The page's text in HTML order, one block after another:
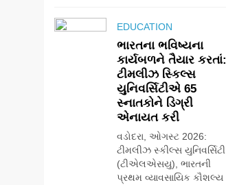
EDUCATION
ભારતના ભવિષ્યના
કાર્યબળને તૈયાર કરતાં:
ટીમલીઝ સ્કિલ્સ
યુનિવર્સિટીએ 65
સ્નાતકોને ડિગ્રી
એનાયત કરી
વડોદરા, ઓગસ્ટ 2026:
ટીમલીઝ સ્કીલ્સ યુનિવર્સિટી
(ટીએલએસયુ), ભારતની
પ્રથમ વ્યાવસાયિક કૌશલ્ય